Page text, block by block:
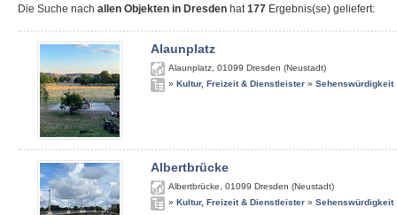
Die Suche nach allen Objekten in Dresden hat177 Ergebnis(se) geliefert:
Alaunplatz
Alaunplatz 01099 Dresden (Neustadt)
» Kultur, Freizeit & Dienstleister » Sehenswürdigkeit
Albertbrücke
Albertbrücke 01099 Dresden (Neustadt)
» Kultur, Freizeit & Dienstleister » Sehenswürdigkeit